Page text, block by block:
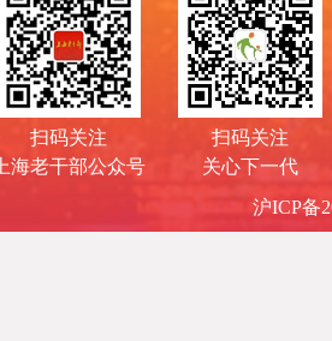
扫码关注
上海老干部公众号
扫码关注
关心下一代
沪ICP备